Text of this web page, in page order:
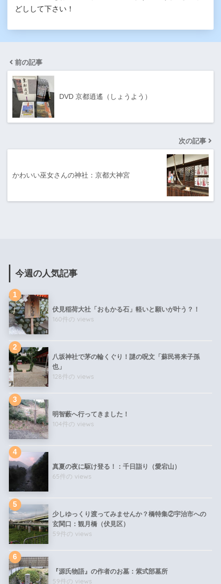
どしして下さい！
前の記事
DVD 京都逍遙（しょうよう）
次の記事
かわいい巫女さんの神社：京都大神宮
今週の人気記事
伏見稲荷大社「おもかる石」軽いと願いが叶う？！
160件の views
八坂神社で茅の輪くぐり！謎の呪文「蘇民将来子孫
也」
128件の views
明智藪へ行ってきました！
104件の views
真夏の夜に駆け登る！：千日詣り（愛宕山）
65件の views
少しゆっくり渡ってみませんか？橋特集②宇治市への
玄関口：観月橋（伏見区）
59件の views
『源氏物語』の作者のお墓：紫式部墓所
59件の views